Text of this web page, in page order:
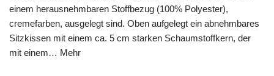
einem herausnehmbaren Stoffbezug (100% Polyester),
cremefarben, ausgelegt sind. Oben aufgelegt ein abnehmbares
Sitzkissen mit einem ca. 5 cm starken Schaumstoffkern, der
mit einem… Mehr